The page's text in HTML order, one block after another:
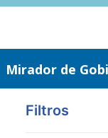
Saltar
Mirador de
Filtros